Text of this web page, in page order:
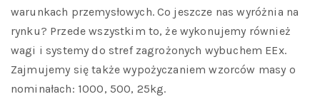
warunkach przemysłowych. Co jeszcze nas wyróżnia na
rynku? Przede wszystkim to, że wykonujemy również
wagi i systemy do stref zagrożonych wybuchem EEx.
Zajmujemy się także wypożyczaniem wzorców masy o
nominałach: 1000, 500, 25kg.